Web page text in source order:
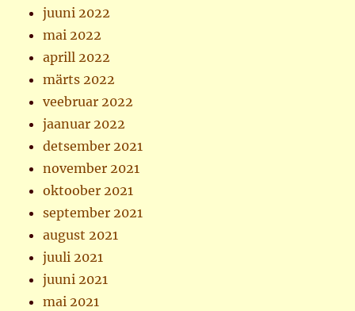
juuni 2022
mai 2022
aprill 2022
märts 2022
veebruar 2022
jaanuar 2022
detsember 2021
november 2021
oktoober 2021
september 2021
august 2021
juuli 2021
juuni 2021
mai 2021